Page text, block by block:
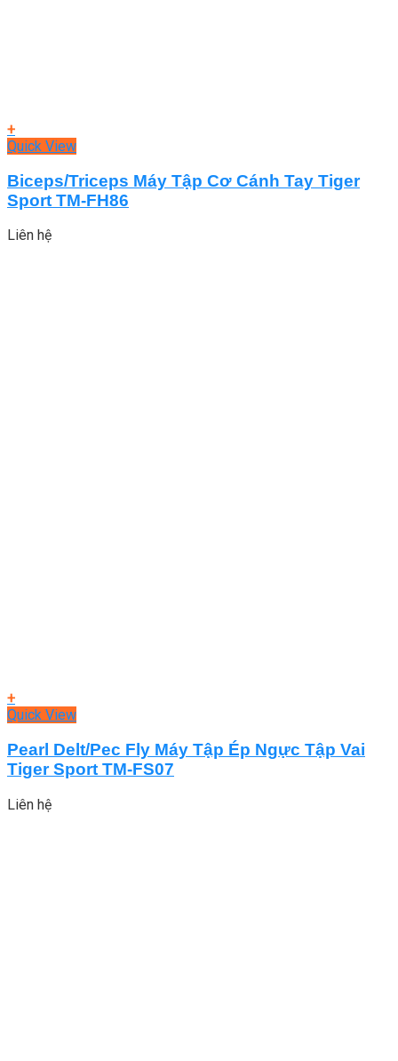
+
Quick View
Biceps/Triceps Máy Tập Cơ Cánh Tay Tiger
Sport TM-FH86
Liên hệ
+
Quick View
Pearl Delt/Pec Fly Máy Tập Ép Ngực Tập Vai
Tiger Sport TM-FS07
Liên hệ